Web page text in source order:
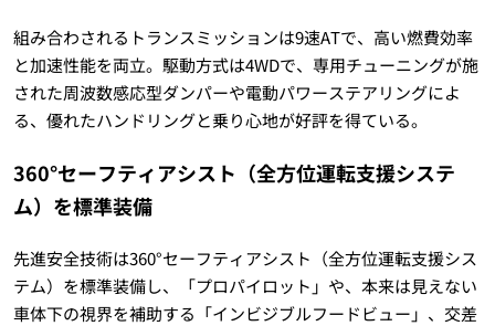
組み合わされるトランスミッションは9速ATで、高い燃費効率
と加速性能を両立。駆動方式は4WDで、専用チューニングが施
された周波数感応型ダンパーや電動パワーステアリングによ
る、優れたハンドリングと乗り心地が好評を得ている。
360°セーフティアシスト（全方位運転支援システ
ム）を標準装備
先進安全技術は360°セーフティアシスト（全方位運転支援シス
テム）を標準装備し、「プロパイロット」や、本来は見えない
車体下の視界を補助する「インビジブルフードビュー」、交差